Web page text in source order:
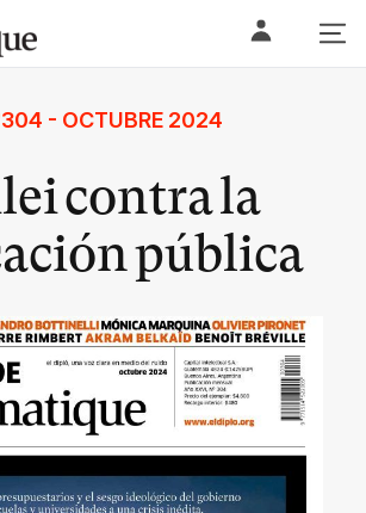
- OCTUBRE 2024
contra la
pública